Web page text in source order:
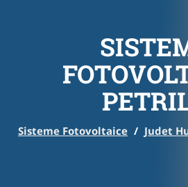
Sisteme Fotovoltaice / Judet